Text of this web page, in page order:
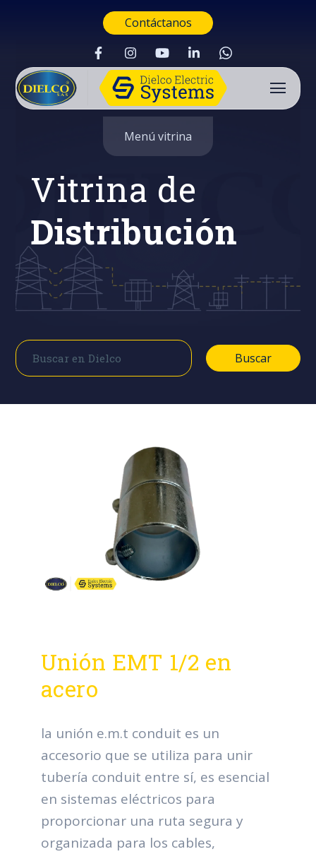
Contáctanos
Buscar
Menú vitrina
Vitrina de
Distribución
Buscar
Buscar
Unión EMT 1/2 en
acero
la unión e.m.t conduit es un
accesorio que se utiliza para unir
tubería conduit entre sí, es esencial
en sistemas eléctricos para
proporcionar una ruta segura y
organizada para los cables,